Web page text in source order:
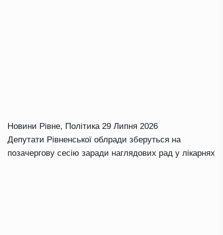
Новини Рівне, Політика 29 Липня 2026
Депутати Рівненської облради зберуться на
позачергову сесію заради наглядових рад у лікарнях